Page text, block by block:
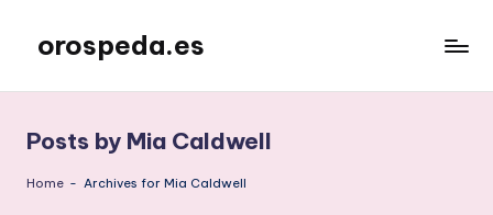
content
orospeda.es
Posts by Mia Caldwell
Home - Archives for Mia Caldwell